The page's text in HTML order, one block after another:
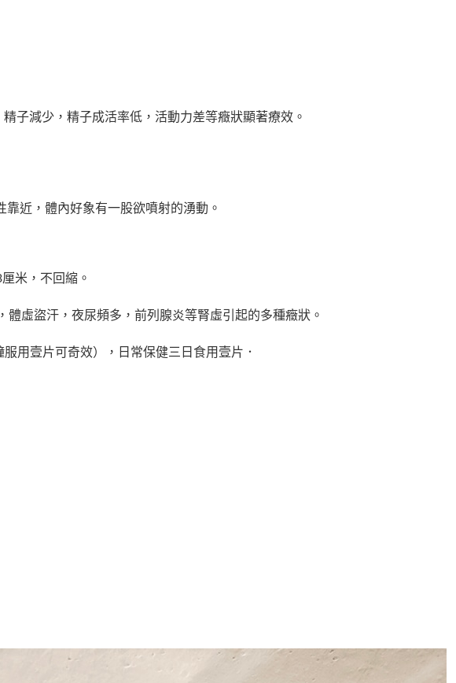
子減少，精子成活率低，活動力差等癥狀顯著療效。
近，體內好象有一股欲噴射的湧動。
米，不回縮。
虛盜汗，夜尿頻多，前列腺炎等腎虛引起的多種癥狀。
用壹片可奇效），日常保健三日食用壹片．